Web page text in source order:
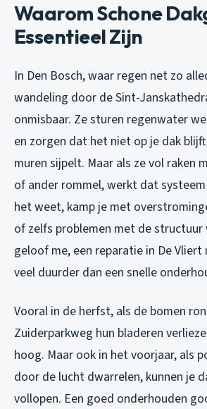
Waarom Schone
Essentieel Zijn
In Den Bosch, waar regen net zo
wandeling door de Sint-
onmisbaar. Ze sturen regenwater
en zorgen dat het niet op je dak
muren sijpelt. Maar als ze vol raken
of ander rommel, werkt dat
het weet, kamp je met
of zelfs problemen met de structuur
geloof me, een reparatie in De Vliert
veel duurder dan een snelle
Vooral in de herfst, als de bomen
Zuiderparkweg hun bladeren
hoog. Maar ook in het voorjaar, als
door de lucht dwarrelen, kunnen je
vollopen. Een goed onderhouden